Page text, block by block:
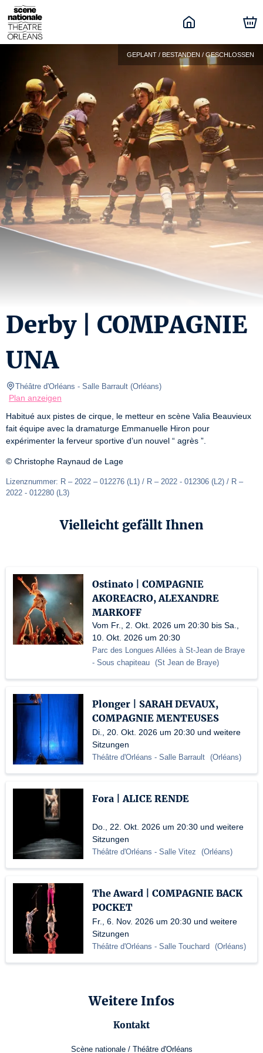
GEPLANT / BESTANDEN / GESCHLOSSEN
Derby | COMPAGNIE
UNA
Théâtre d'Orléans - Salle Barrault (Orléans)
Plan anzeigen
Habitué aux pistes de cirque, le metteur en scène Valia Beauvieux
fait équipe avec la dramaturge Emmanuelle Hiron pour
expérimenter la ferveur sportive d’un nouvel “ agrès ”.
© Christophe Raynaud de Lage
Lizenznummer: R – 2022 – 012276 (L1) / R – 2022 - 012306 (L2) / R –
2022 - 012280 (L3)
Vielleicht gefällt Ihnen
Ostinato | COMPAGNIE
AKOREACRO, ALEXANDRE
MARKOFF
Vom Fr., 2. Okt. 2026 um 20:30 bis Sa.,
10. Okt. 2026 um 20:30
Parc des Longues Allées à St-Jean de Braye
- Sous chapiteau (St Jean de Braye)
Plonger | SARAH DEVAUX,
COMPAGNIE MENTEUSES
Di., 20. Okt. 2026 um 20:30 und weitere
Sitzungen
Théâtre d'Orléans - Salle Barrault (Orléans)
Fora | ALICE RENDE
Do., 22. Okt. 2026 um 20:30 und weitere
Sitzungen
Théâtre d'Orléans - Salle Vitez (Orléans)
The Award | COMPAGNIE BACK
POCKET
Fr., 6. Nov. 2026 um 20:30 und weitere
Sitzungen
Théâtre d'Orléans - Salle Touchard (Orléans)
Weitere Infos
Kontakt
Scène nationale / Théâtre d'Orléans